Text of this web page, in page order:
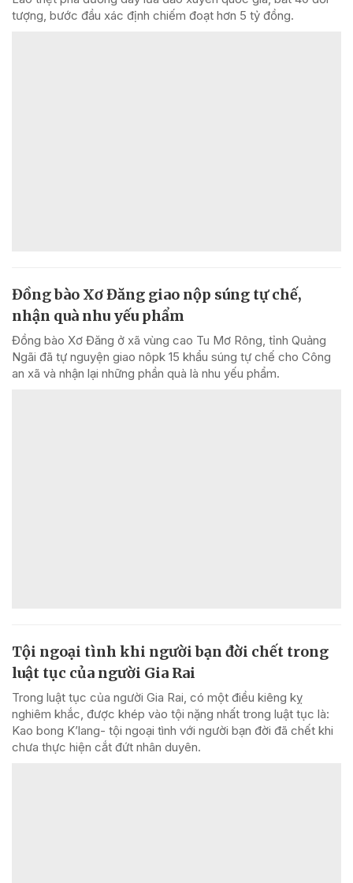
tượng, bước đầu xác định chiếm đoạt hơn 5 tỷ đồng.
Đồng bào Xơ Đăng giao nộp súng tự chế,
nhận quà nhu yếu phẩm
Đồng bào Xơ Đăng ở xã vùng cao Tu Mơ Rông, tỉnh Quảng
Ngãi đã tự nguyện giao nôpk 15 khẩu súng tự chế cho Công
an xã và nhận lại những phần quà là nhu yếu phẩm.
Tội ngoại tình khi người bạn đời chết trong
luật tục của người Gia Rai
Trong luật tục của người Gia Rai, có một điều kiêng kỵ
nghiêm khắc, được khép vào tội nặng nhất trong luật tục là:
Kao bong K’lang- tội ngoại tình với người bạn đời đã chết khi
chưa thực hiện cắt đứt nhân duyên.